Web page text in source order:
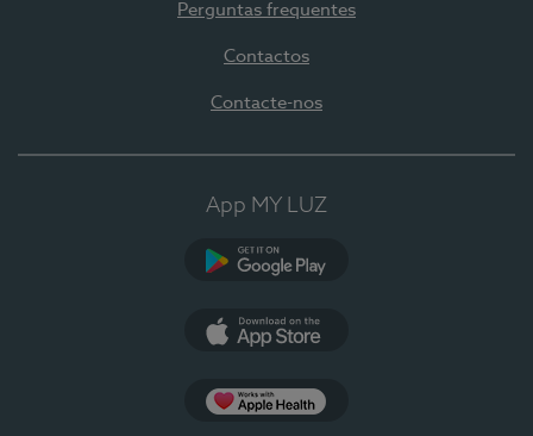
Perguntas frequentes
Contactos
Contacte-nos
App MY LUZ